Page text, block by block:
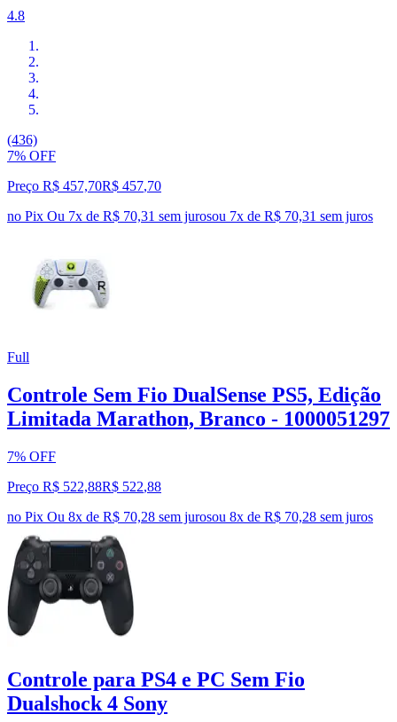
4.8
(436)
7% OFF
Preço R$ 457,70R$ 457,70
no Pix Ou 7x de R$ 70,31 sem jurosou 7x de R$ 70,31 sem juros
Full
Controle Sem Fio DualSense PS5, Edição
Limitada Marathon, Branco - 1000051297
7% OFF
Preço R$ 522,88R$ 522,88
no Pix Ou 8x de R$ 70,28 sem jurosou 8x de R$ 70,28 sem juros
Controle para PS4 e PC Sem Fio
Dualshock 4 Sony